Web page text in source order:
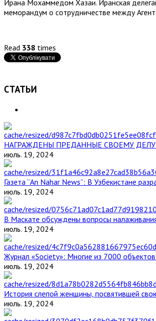
Ирана Мохаммедом Хазаи. Иранская
меморандум о сотрудничестве между
Read 338 times
СТАТЬИ
НАГРАЖДЕНЫ ПРЕДАННЫЕ СВОЕМУ
июль. 19, 2024
Газета “An Nahar News”: В Узбекистане
июль. 19, 2024
В Маскате обсуждены вопросы
июль. 19, 2024
Журнал «Society»: Многие из 7000
июль. 19, 2024
История слепой женщины, посвятившей
июль. 19, 2024